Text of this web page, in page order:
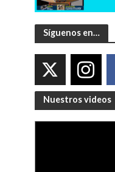
Síguenos en…
Nuestros videos